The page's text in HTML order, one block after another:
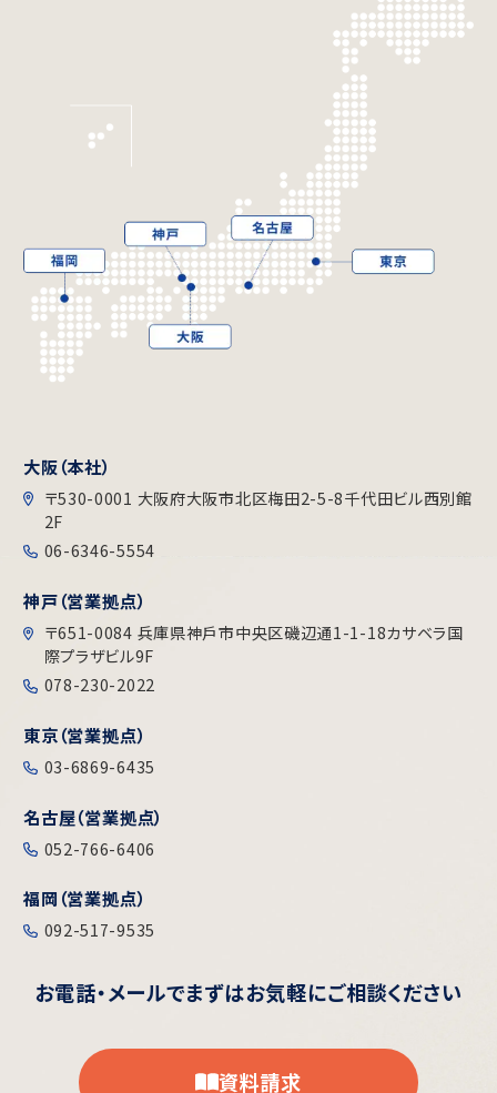
大阪（本社）
〒530-0001 大阪府大阪市北区梅田2-5-8千代田ビル⻄別館
2F
06-6346-5554
神戸（営業拠点）
〒651-0084 兵庫県神戶市中央区磯辺通1-1-18カサベラ国
際プラザビル9F
078-230-2022
東京（営業拠点）
03-6869-6435
名古屋（営業拠点）
052-766-6406
福岡（営業拠点）
092-517-9535
お電話・メールでまずはお気軽にご相談ください
資料請求